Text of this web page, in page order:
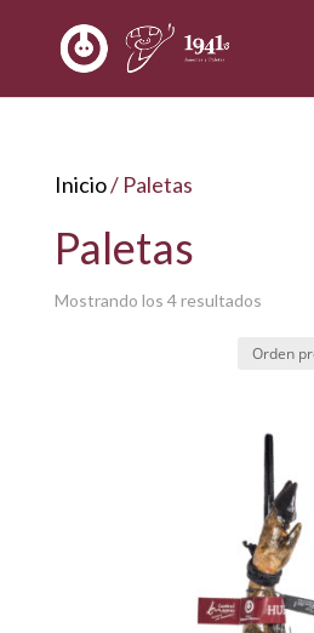
Inicio/ Paletas
Paletas
Mostrando los 4 resultados